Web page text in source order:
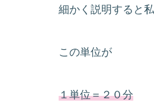
細かく説明すると
この単位が
１単位＝２０分